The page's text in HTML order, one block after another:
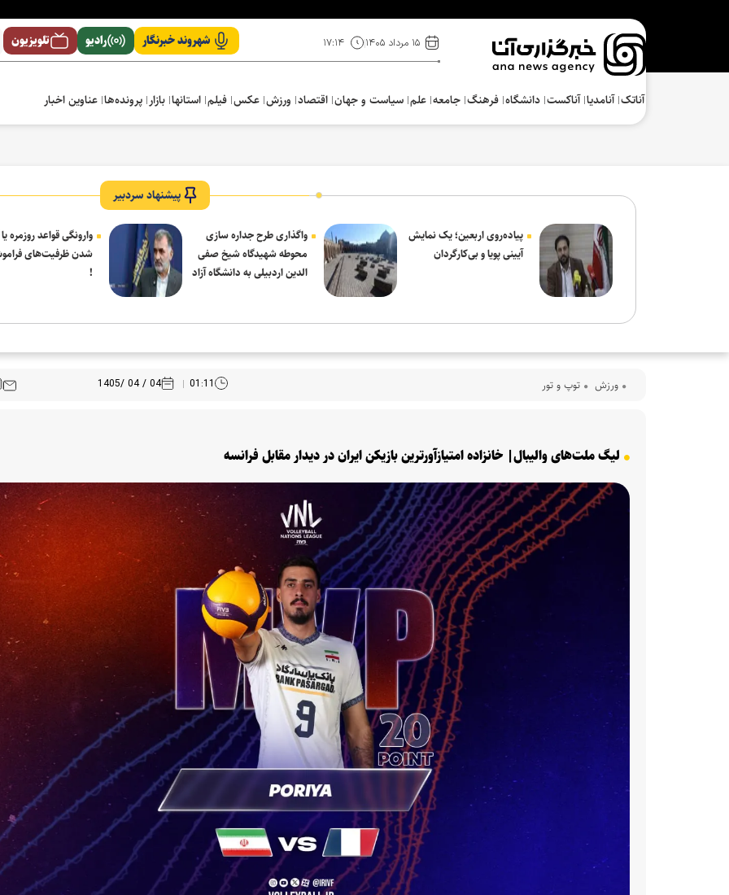
۱۵ مرداد ۱۴۰۵ ۱۷:۱۴ شهروند خبرنگار رادیو تلویزیون
آناتک آنامدیا آناکست دانشگاه فرهنگ‌ جامعه علم سیاست و جهان اقتصاد ورزش عکس فیلم استانها بازار پرونده‌ها عناوین اخبار
پیشنهاد سردبیر
پیاده‌روی اربعین؛ یک نمایش
آیینی پویا و بی‌کارگردان
واگذاری طرح جداره سازی
محوطه شهیدگاه شیخ صفی
الدین اردبیلی به دانشگاه آزاد
وارونگی قواعد روزمره
شدن ظرفیت‌های
!
ورزش توپ و تور 01:11
04 / 04 /1405
لیگ ملت‌های والیبال| خانزاده امتیازآورترین بازیکن ایران در دیدار مقابل فرانسه